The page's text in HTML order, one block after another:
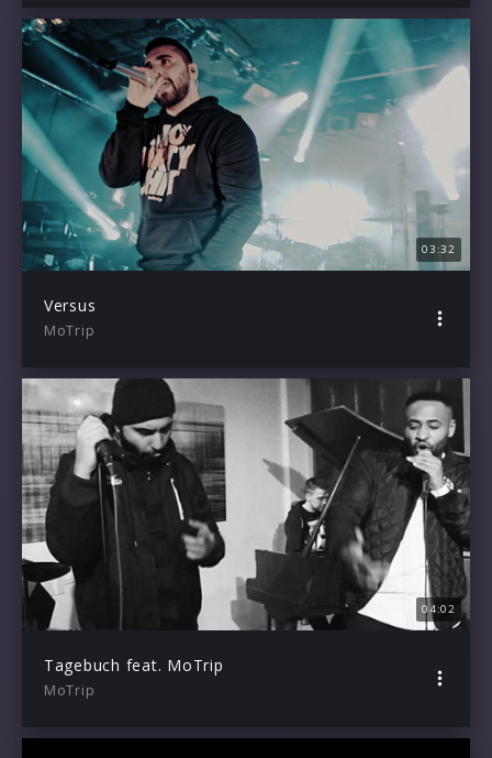
03:32
Versus
MoTrip
04:02
Tagebuch feat. MoTrip
MoTrip